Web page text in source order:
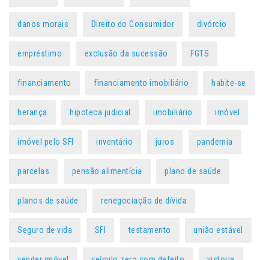
danos morais Direito do Consumidor divórcio
empréstimo exclusão da sucessão FGTS
financiamento financiamento imobiliário habite-se
herança hipoteca judicial imobiliário imóvel
imóvel pelo SFI inventário juros pandemia
parcelas pensão alimentícia plano de saúde
planos de saúde renegociação de dívida
Seguro de vida SFI testamento união estável